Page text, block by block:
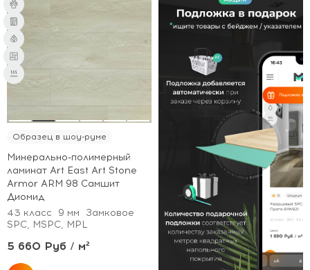
Образец в шоу-руме
Минерально-полимерный
ламинат Art East Art Stone
Armor ARM 98 Самшит
Диомид
43 класс
9 мм
Замковое
SPC, MSPC, MPL
5 660 Руб / м²